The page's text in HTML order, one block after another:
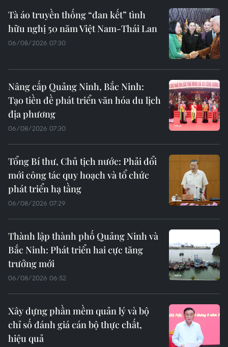
Tà áo truyền thống “đan kết” tình
hữu nghị 50 năm Việt Nam-Thái Lan
06/08/2026 07:30
Nâng cấp Quảng Ninh, Bắc Ninh:
Tạo tiền đề phát triển văn hóa du lịch
địa phương
06/08/2026 07:30
Tổng Bí thư, Chủ tịch nước: Phải đổi
mới công tác quy hoạch và tổ chức
phát triển hạ tầng
06/08/2026 07:29
Thành lập thành phố Quảng Ninh và
Bắc Ninh: Phát triển hai cực tăng
trưởng mới
06/08/2026 06:52
Xây dựng phần mềm quản lý và bộ
chỉ số đánh giá cán bộ thực chất,
hiệu quả